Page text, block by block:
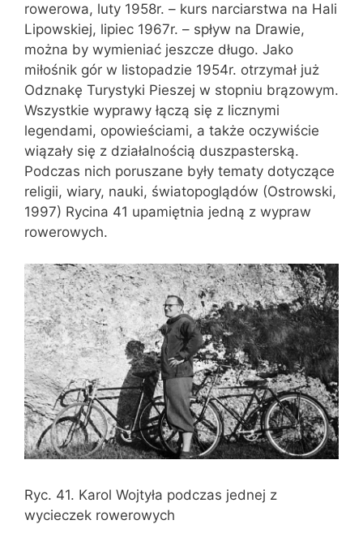
rowerowa, luty 1958r. – kurs narciarstwa na Hali
Lipowskiej, lipiec 1967r. – spływ na Drawie,
można by wymieniać jeszcze długo. Jako
miłośnik gór w listopadzie 1954r. otrzymał już
Odznakę Turystyki Pieszej w stopniu brązowym.
Wszystkie wyprawy łączą się z licznymi
legendami, opowieściami, a także oczywiście
wiązały się z działalnością duszpasterską.
Podczas nich poruszane były tematy dotyczące
religii, wiary, nauki, światopoglądów (Ostrowski,
1997) Rycina 41 upamiętnia jedną z wypraw
rowerowych.
Ryc. 41. Karol Wojtyła podczas jednej z
wycieczek rowerowych